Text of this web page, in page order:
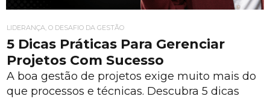
LIDERANÇA, O DESAFIO DA GESTÃO
5 Dicas Práticas Para Gerenciar
Projetos Com Sucesso
A boa gestão de projetos exige muito mais do
que processos e técnicas. Descubra 5 dicas